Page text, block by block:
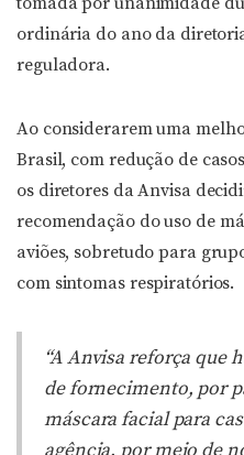
ordinária do ano da
reguladora.
Ao considerarem uma
Brasil, com redução de
os diretores da Anvisa
recomendação do uso de
aviões, sobretudo para
com sintomas respiratórios.
“A Anvisa reforça que
de fornecimento, por
máscara facial para